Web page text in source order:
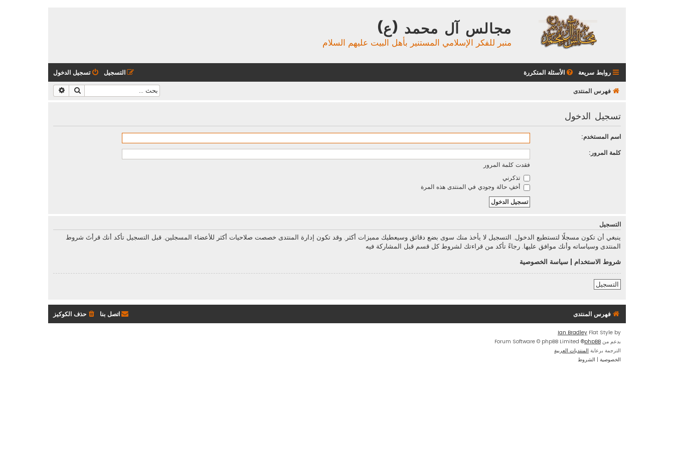
مجالس آل محمد (ع)
منبر للفكر الإسلامي المستنير بأهل البيت عليهم السلام
روابط سريعة الأسئلة المتكررة تسجيل الدخول التسجيل
فهرس المنتدى بحث
تسجيل الدخول
اسم المستخدم:
كلمة المرور:
فقدت كلمة المرور
تذكرني
أخفِ حالة وجودي في المنتدى هذه المرة
التسجيل
ينبغي أن تكون مسجلًا لتستطيع الدخول. التسجيل لا يأخذ منك سوى بضع دقائق وسيعطيك مميزات أكثر. وقد تكون إدارة المنتدى خصصت صلاحيات أكثر للأعضاء المسجلين. قبل التسجيل تأكد أنك قرأتَ شروط
المنتدى وسياساته وأنك موافق عليها. رجاءً تأكد من قراءتك لشروط كل قسم قبل المشاركة فيه
شروط الاستخدام
سياسة الخصوصية
التسجيل
فهرس المنتدى حذف الكوكيز اتصل بنا
Flat Style by
Ian Bradley
بدعم من phpBB
® Forum Software © phpBB Limited
الترجمة برعاية المنتديات العربية
الخصوصية | الشروط